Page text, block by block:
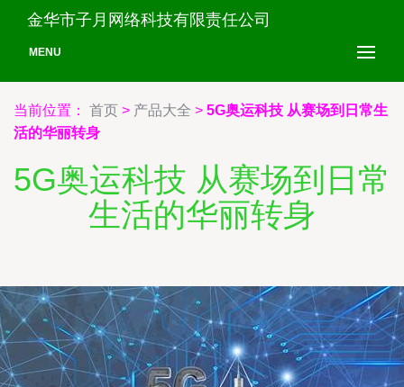
金华市子月网络科技有限责任公司
MENU
当前位置： 首页 > 产品大全 > 5G奥运科技 从赛场到日常生
活的华丽转身
5G奥运科技 从赛场到日常
生活的华丽转身